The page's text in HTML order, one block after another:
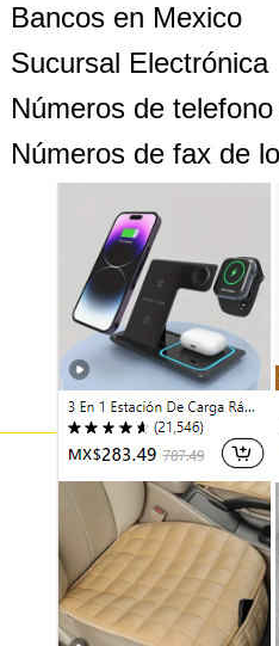
Bancos en Mexico
Sucursal Electrónica
Números de
Números de fax de